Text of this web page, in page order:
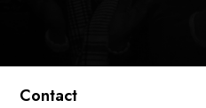
Contact